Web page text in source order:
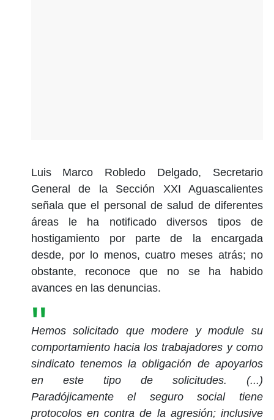
Luis Marco Robledo Delgado, Secretario
General de la Sección XXI Aguascalientes
señala que el personal de salud de diferentes
áreas le ha notificado diversos tipos de
hostigamiento por parte de la encargada
desde, por lo menos, cuatro meses atrás; no
obstante, reconoce que no se ha habido
avances en las denuncias.
Hemos solicitado que modere y module su
comportamiento hacia los trabajadores y como
sindicato tenemos la obligación de apoyarlos
en este tipo de solicitudes. (...)
Paradójicamente el seguro social tiene
protocolos en contra de la agresión; inclusive